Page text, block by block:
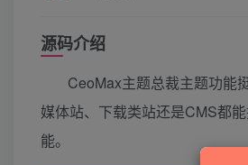
源码介绍
CeoMax主题总裁主题功能
媒体站、下载类站还是CMS都
能。